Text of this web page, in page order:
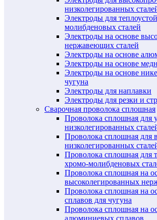
низколегированных
Электроды для
молибденовых сталей
Электроды на основе
нержавеющих сталей
Электроды на основе
Электроды на основе
Электроды на основе
чугуна
Электроды для наплавки
Электроды для резки и
Сварочная проволока сплошная
Проволока сплошная для
низколегированных
Проволока сплошная для
низколегированных
Проволока сплошная для
хромо-молибденовых
Проволока сплошная на
высоколегированных
Проволока сплошная на
сплавов для чугуна
Проволока сплошная на
алюминиевых сплавов